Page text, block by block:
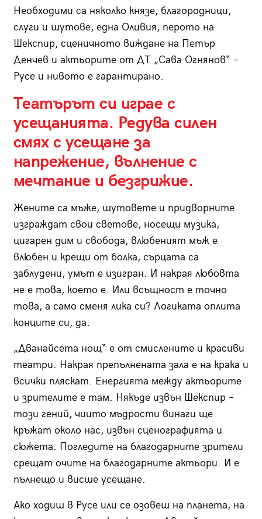
Необходими са няколко князе, благородници,
слуги и шутове, една Оливия, перото на
Шекспир, сценичното виждане на Петър
Денчев и актьорите от ДТ „Сава Огнянов“ –
Русе и нивото е гарантирано.
Театърът си играе с
усещанията. Редува силен
смях с усещане за
напрежение, вълнение с
мечтание и безгрижие.
Жените са мъже, шутовете и придворните
изграждат свои светове, носещи музика,
цигарен дим и свобода, влюбеният мъж е
влюбен и крещи от болка, сърцата са
заблудени, умът е изигран. И накрая любовта
не е това, което е. Или всъщност е точно
това, а само сменя лика си? Логиката оплита
конците си, да.
„Дванайсета нощ“ е от смислените и красиви
театри. Накрая препълнената зала е на крака и
всички пляскат. Енергията между актьорите
и зрителите е там. Някъде извън Шекспир –
този гений, чиито мъдрости винаги ще
кръжат около нас, извън сценографията и
сюжета. Погледите на благодарните зрители
срещат очите на благодарните актьори. И е
пълнещо и висше усещане.
Ако ходиш в Русе или се озовеш на планета, на